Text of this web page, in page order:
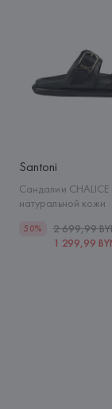
Santoni
Сандалии CHALICE
натуральной кожи
50%
2 699,99
1 299,99